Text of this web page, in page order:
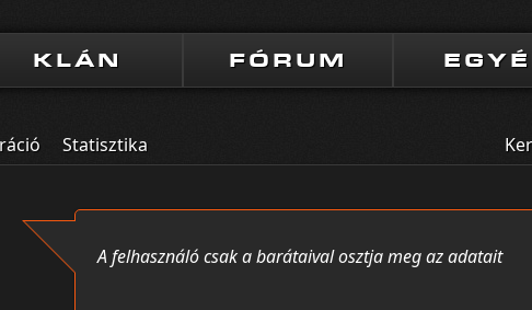
KLÁN FÓRUM
Statisztika
A felhasználó csak a barátaival osztja meg az adatait